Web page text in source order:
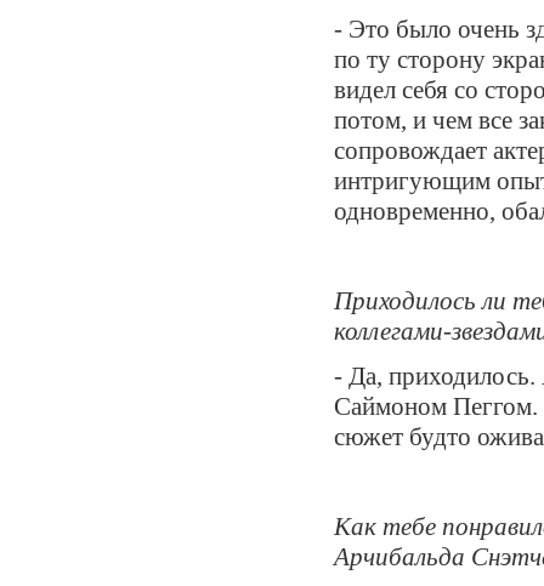
- Это было очень
по ту сторону
видел себя со
потом, и чем все
сопровождает
интригующим
одновременно,
Приходилось ли
коллегами-
- Да, приходилось.
Саймоном Пеггом.
сюжет будто
Как тебе
Арчибальда